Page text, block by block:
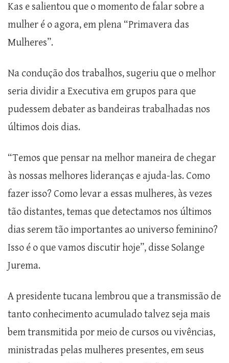
Kas e salientou que o momento de falar sobre a
mulher é o agora, em plena “Primavera das
Mulheres”.
Na condução dos trabalhos, sugeriu que o melhor
seria dividir a Executiva em grupos para que
pudessem debater as bandeiras trabalhadas nos
últimos dois dias.
“Temos que pensar na melhor maneira de chegar
às nossas melhores lideranças e ajuda-las. Como
fazer isso? Como levar a essas mulheres, às vezes
tão distantes, temas que detectamos nos últimos
dias serem tão importantes ao universo feminino?
Isso é o que vamos discutir hoje”, disse Solange
Jurema.
A presidente tucana lembrou que a transmissão de
tanto conhecimento acumulado talvez seja mais
bem transmitida por meio de cursos ou vivências,
ministradas pelas mulheres presentes, em seus